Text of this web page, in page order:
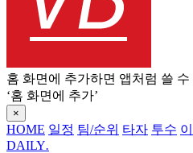
홈 화면에 추가하면 앱처럼 쓸 수
‘홈 화면에 추가’
×
HOME 일정 팀/순위 타자 투수
DAILY.